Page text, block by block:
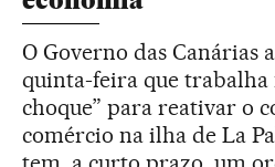
O Governo das Canárias
quinta-feira que trabalha
choque” para reativar o
comércio na ilha de La